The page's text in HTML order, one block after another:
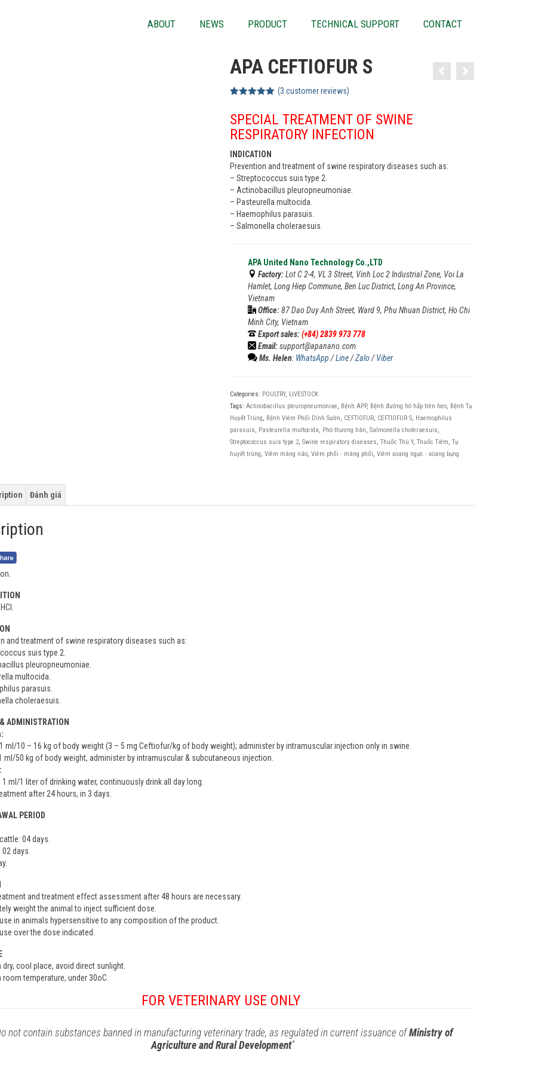
ABOUT NEWS PRODUCT TECHNICAL SUPPORT CONTACT
APA CEFTIOFUR S
based on
customer
ratings
(3 customer reviews)
SPECIAL TREATMENT OF SWINE
RESPIRATORY INFECTION
INDICATION
Prevention and treatment of swine respiratory diseases such as:
– Streptococcus suis type 2.
– Actinobacillus pleuropneumoniae.
– Pasteurella multocida.
– Haemophilus parasuis.
– Salmonella choleraesuis.
APA United Nano Technology Co.,LTD
Factory:Lot C 2-4, VL 3 Street, Vinh Loc 2 Industrial Zone, Voi La
Hamlet, Long Hiep Commune, Ben Luc District, Long An Province,
Vietnam
Office:87 Dao Duy Anh Street, Ward 9, Phu Nhuan District, Ho Chi
Minh City, Vietnam
Export sales:(+84) 2839 973 778
Email:support@apanano.com
Ms. Helen: WhatsApp /Line/Zalo/Viber
Categories: POULTRY, LIVESTOCK
Tags:Actinobacillus pleuropneumoniae, Bệnh APP, Bệnh đường hô hấp trên heo, Bệnh Tụ
Huyết Trùng, Bệnh Viêm Phổi Dính Sườn, CEFTIOFUR, CEFTIOFUR S, Haemophilus
parasuis, Pasteurella multocida, Phó thương hàn,Salmonella choleraesuis,
Streptococcus suis type 2,Swine respiratory diseases,Thuốc Thú Y,Thuốc Tiêm,Tụ
huyết trùng,Viêm màng não,Viêm phổi - màng phổi,Viêm xoang ngực - xoang bụng
Đánh giá
and treatment of swine respiratory diseases such as:
suis type 2.
pleuropneumoniae.
multocida.
parasuis.
choleraesuis.
ADMINISTRATION
ml/10 – 16 kg of body weight (3 – 5 mg Ceftiofur/kg of body weight); administer by intramuscular injection only in swine.
ml/50 kg of body weight, administer by intramuscular & subcutaneous injection.
ml/1 liter of drinking water, continuously drink all day long.
after 24 hours, in 3 days.
PERIOD
04 days.
days.
and treatment effect assessment after 48 hours are necessary.
weight the animal to inject sufficient dose.
in animals hypersensitive to any composition of the product.
over the dose indicated.
dry, cool place, avoid direct sunlight.
temperature, under 30oC.
FOR VETERINARY USE ONLY
not contain substances banned in manufacturing veterinary trade, as regulated in current issuance ofMinistry of
Agriculture and Rural Development”